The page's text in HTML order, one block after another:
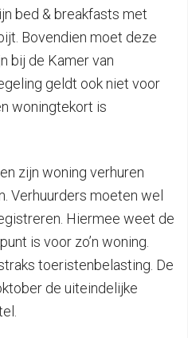
bed & breakfasts met
Bovendien moet deze
bij de Kamer van
geldt ook niet voor
woningtekort is
zijn woning verhuren
Verhuurders moeten wel
Hiermee weet de
is voor zo’n woning.
toeristenbelasting. De
de uiteindelijke